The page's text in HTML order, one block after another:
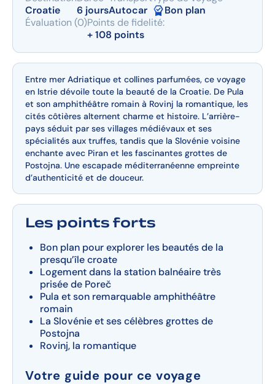
Croatie
6 joursAutocar
Bon plan
Évaluation (0)Points de fidelité:
+ 108 points
Entre mer Adriatique et collines parfumées, ce voyage
en Istrie dévoile toute la beauté de la Croatie. De Pula
et son amphithéâtre romain à Rovinj la romantique, les
cités côtières alternent charme et histoire. L’arrière-
pays séduit par ses villages médiévaux et ses
spécialités aux truffes, tandis que la Slovénie voisine
enchante avec Piran et les fascinantes grottes de
Postojna. Une escapade méditerranéenne empreinte
d’authenticité et de douceur.
Les points forts
Bon plan pour explorer les beautés de la
presqu’île croate
Logement dans la station balnéaire très
prisée de Poreč
Pula et son remarquable amphithéâtre
romain
La Slovénie et ses célèbres grottes de
Postojna
Rovinj, la romantique
Votre guide pour ce voyage